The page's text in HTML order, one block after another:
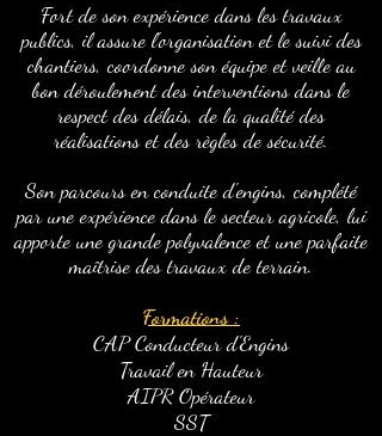
Fort de son expérience dans les travaux
publics, il assure l'organisation et le suivi des
chantiers, coordonne son équipe et veille au
bon déroulement des interventions dans le
respect des délais, de la qualité des
réalisations et des règles de sécurité.
Son parcours en conduite d'engins, complété
par une expérience dans le secteur agricole, lui
apporte une grande polyvalence et une parfaite
maîtrise des travaux de terrain.
Formations :
CAP Conducteur d'Engins
Travail en Hauteur
AIPR Opérateur
SST